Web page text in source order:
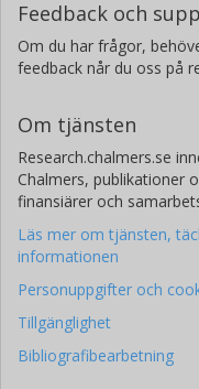
Feedback och
Om du har frågor,
feedback når du oss på
Om tjänsten
Research.chalmers.se
Chalmers, publikationer
finansiärer och
Läs mer om tjänsten,
informationen
Personuppgifter och
Tillgänglighet
Bibliografibearbetning